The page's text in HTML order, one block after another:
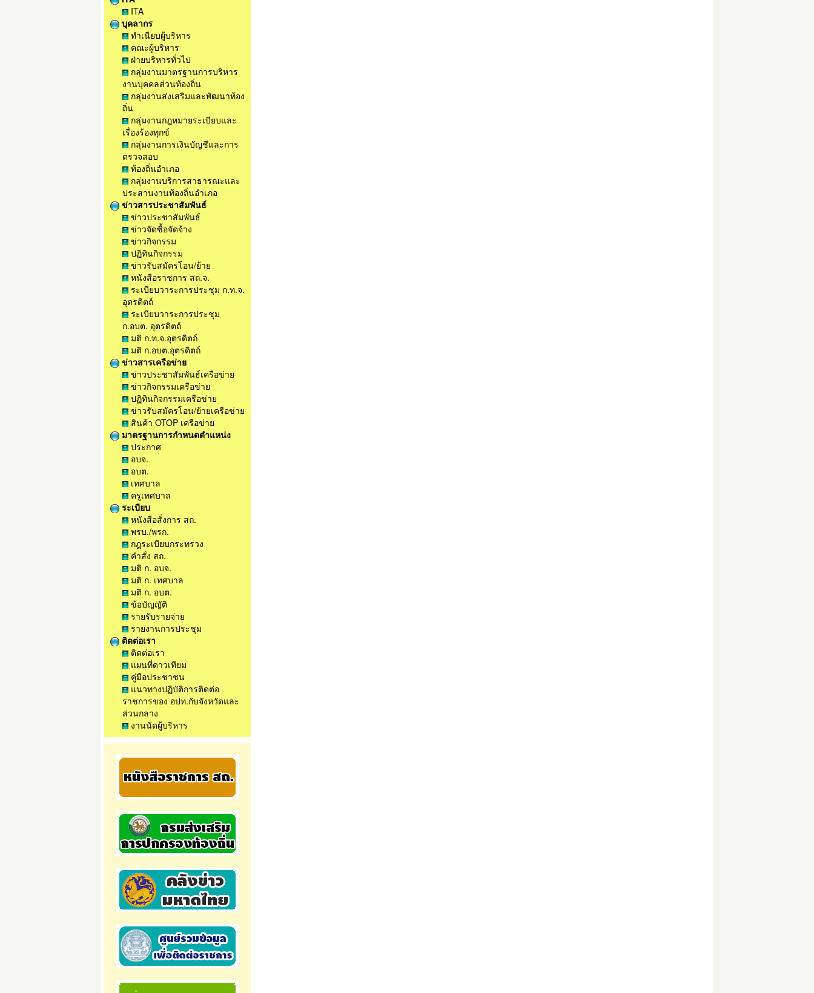
ITA
บุคลากร
ทำเนียบผู้บริหาร
คณะผู้บริหาร
ฝ่ายบริหารทั่วไป
กลุ่มงานมาตรฐานการบริหาร
งานบุคคลส่วนท้องถิ่น
กลุ่มงานส่งเสริมและพัฒนาท้อง
ถิ่น
กลุ่มงานกฎหมายระเบียบและ
เรื่องร้องทุกข์
กลุ่มงานการเงินบัญชีและการ
ตรวจสอบ
ท้องถิ่นอำเภอ
กลุ่มงานบริการสาธารณะและ
ประสานงานท้องถิ่นอำเภอ
ข่าวสารประชาสัมพันธ์
ข่าวประชาสัมพันธ์
ข่าวจัดซื้อจัดจ้าง
ข่าวกิจกรรม
ปฏิทินกิจกรรม
ข่าวรับสมัครโอน/ย้าย
หนังสือราชการ สถ.จ.
ระเบียบวาระการประชุม ก.ท.จ.
อุตรดิตถ์
ระเบียบวาระการประชุม
ก.อบต. อุตรดิตถ์
มติ ก.ท.จ.อุตรดิตถ์
มติ ก.อบต.อุตรดิตถ์
ข่าวสารเครือข่าย
ข่าวประชาสัมพันธ์เครือข่าย
ข่าวกิจกรรมเครือข่าย
ปฏิทินกิจกรรมเครือข่าย
ข่าวรับสมัครโอน/ย้ายเครือข่าย
สินค้า OTOP เครือข่าย
มาตรฐานการกำหนดตำแหน่ง
ประกาศ
อบจ.
อบต.
เทศบาล
ครูเทศบาล
ระเบียบ
หนังสือสั่งการ สถ.
พรบ./พรก.
กฎระเบียบกระทรวง
คำสั่ง สถ.
มติ ก. อบจ.
มติ ก. เทศบาล
มติ ก. อบต.
ข้อบัญญัติ
รายรับรายจ่าย
รายงานการประชุม
ติดต่อเรา
ติดต่อเรา
แผนที่ดาวเทียม
คู่มือประชาชน
แนวทางปฏิบัติการติดต่อ
ราชการของ อปท.กับจังหวัดและ
ส่วนกลาง
งานนัดผู้บริหาร